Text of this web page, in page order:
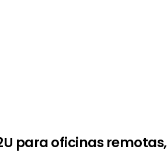
para oficinas remotas,